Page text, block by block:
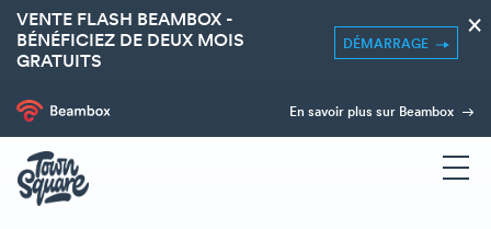
VENTE FLASH BEAMBOX -
BÉNÉFICIEZ DE DEUX MOIS
GRATUITS
DÉMARRAGE
×
En savoir plus sur Beambox